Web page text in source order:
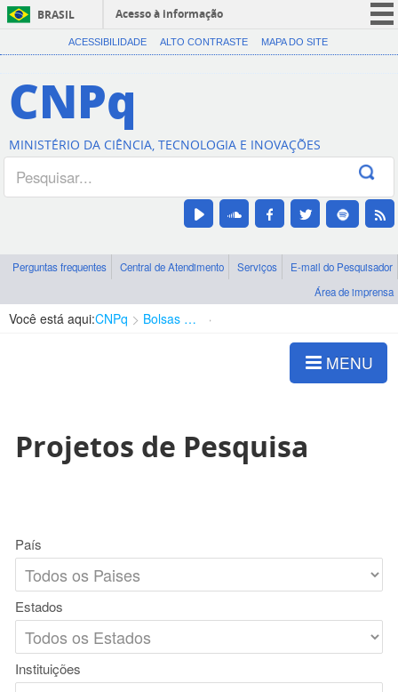
BRASIL
Acesso à informação
CORONAVÍRUS (COVID-19)
Canais
ACESSIBILIDADE ALTO CONTRASTE MAPA DO SITE
CNPq
MINISTÉRIO DA CIÊNCIA, TECNOLOGIA E INOVAÇÕES
Perguntas frequentes Central de Atendimento Serviços
E-mail do Pesquisador
Área de imprensa
Você está aqui:CNPq Bolsas e Auxílios Vigentes
MENU
Projetos de Pesquisa
País
Estados
Instituições